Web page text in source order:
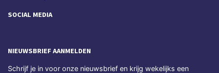
SOCIAL MEDIA
NIEUWSBRIEF AANMELDEN
Schrijf je in voor onze nieuwsbrief en krijg wekelijks een